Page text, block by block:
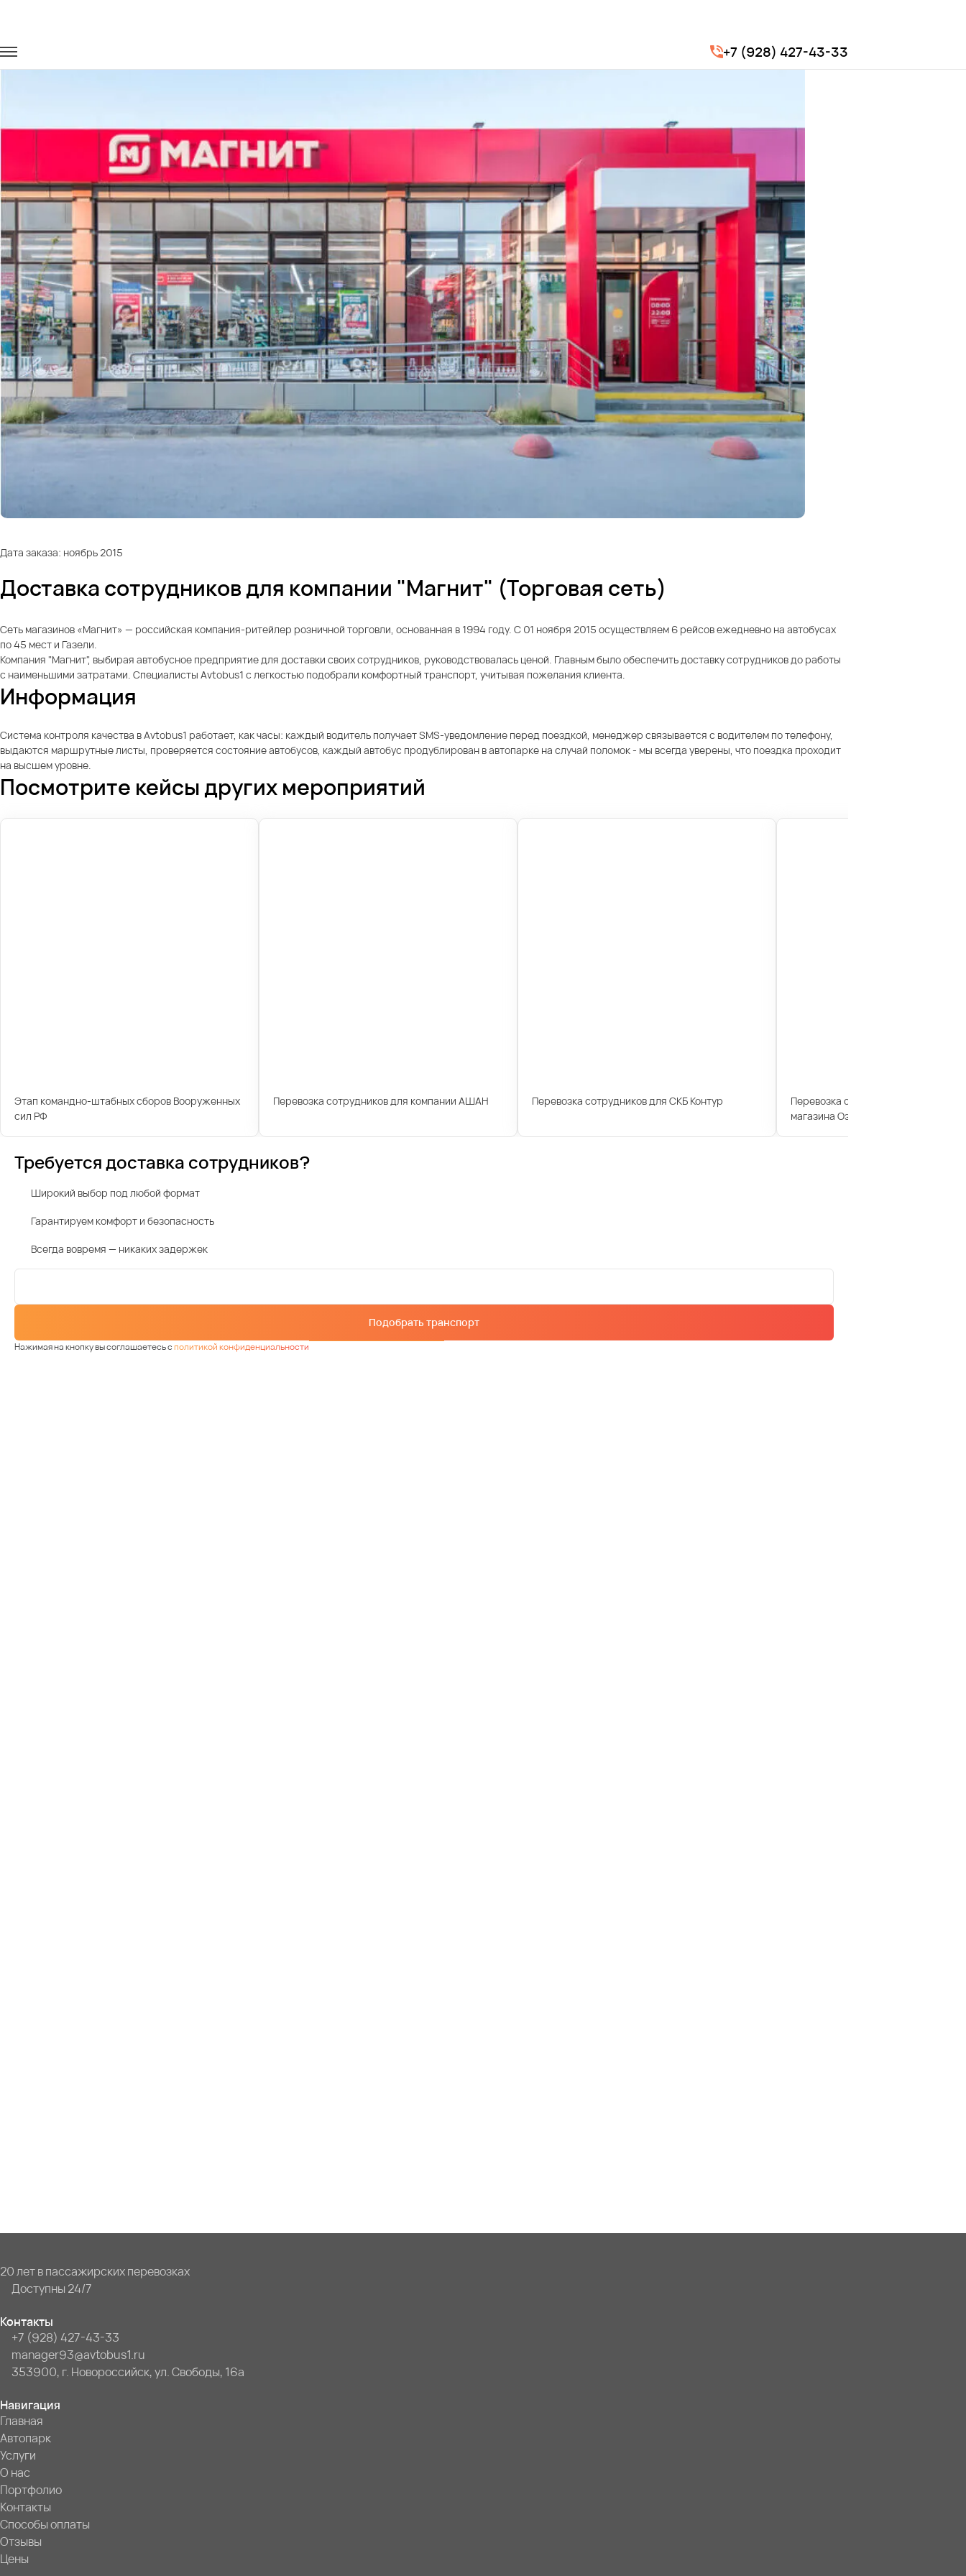
+7 (928) 427-43-33
Дата заказа: ноябрь 2015
Доставка сотрудников для компании "Магнит" (Торговая сеть)
Сеть магазинов «Магнит» — российская компания-ритейлер розничной торговли, основанная в 1994 году. С 01 ноября 2015 осуществляем 6 рейсов ежедневно на автобусах
по 45 мест и Газели.
Компания "Магнит", выбирая автобусное предприятие для доставки своих сотрудников, руководствовалась ценой. Главным было обеспечить доставку сотрудников до работы
с наименьшими затратами. Специалисты Avtobus1 с легкостью подобрали комфортный транспорт, учитывая пожелания клиента.
Информация
Система контроля качества в Avtobus1 работает, как часы: каждый водитель получает SMS-уведомление перед поездкой, менеджер связывается с водителем по телефону,
выдаются маршрутные листы, проверяется состояние автобусов, каждый автобус продублирован в автопарке на случай поломок - мы всегда уверены, что поездка проходит
на высшем уровне.
Посмотрите кейсы других мероприятий
Этап командно-штабных сборов Вооруженных
сил РФ
Перевозка сотрудников для компании АШАН Перевозка сотрудников для СКБ Контур
Перевозка сотрудников для
магазина Озон
Требуется доставка сотрудников?
Широкий выбор под любой формат
Гарантируем комфорт и безопасность
Всегда вовремя — никаких задержек
Подобрать транспорт
Нажимая на кнопку вы соглашаетесь сполитикой конфиденциальности
20 лет в пассажирских перевозках
Доступны 24/7
Контакты
+7 (928) 427-43-33
manager93@avtobus1.ru
353900, г. Новороссийск, ул. Свободы, 16а
Навигация
Главная
Автопарк
Услуги
О нас
Портфолио
Контакты
Способы оплаты
Отзывы
Цены